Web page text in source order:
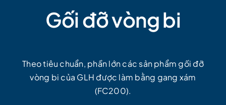
Gối đỡ vòng bi
Theo tiêu chuẩn, phần lớn các sản phẩm gối đỡ
vòng bi của GLH được làm bằng gang xám
(FC200).